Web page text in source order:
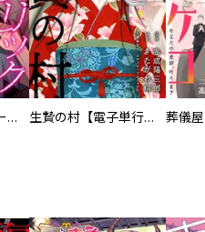
ヒステリック・ハーレム～搾られる男と堕ちる女～【電子単行本版】 生贄の村【電子単行本版】